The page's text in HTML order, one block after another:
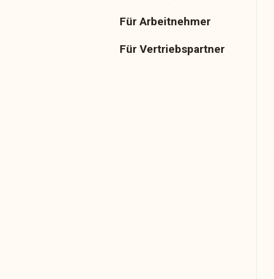
Für Arbeitnehmer
Für Vertriebspartner